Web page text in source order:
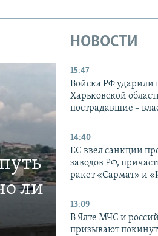
ли
НОВОСТИ
15:47
Войска РФ ударили
Харьковской
пострадавшие –
14:40
ЕС ввел санкции
заводов РФ,
ракет «Сармат» и
13:09
В Ялте МЧС и
призывают